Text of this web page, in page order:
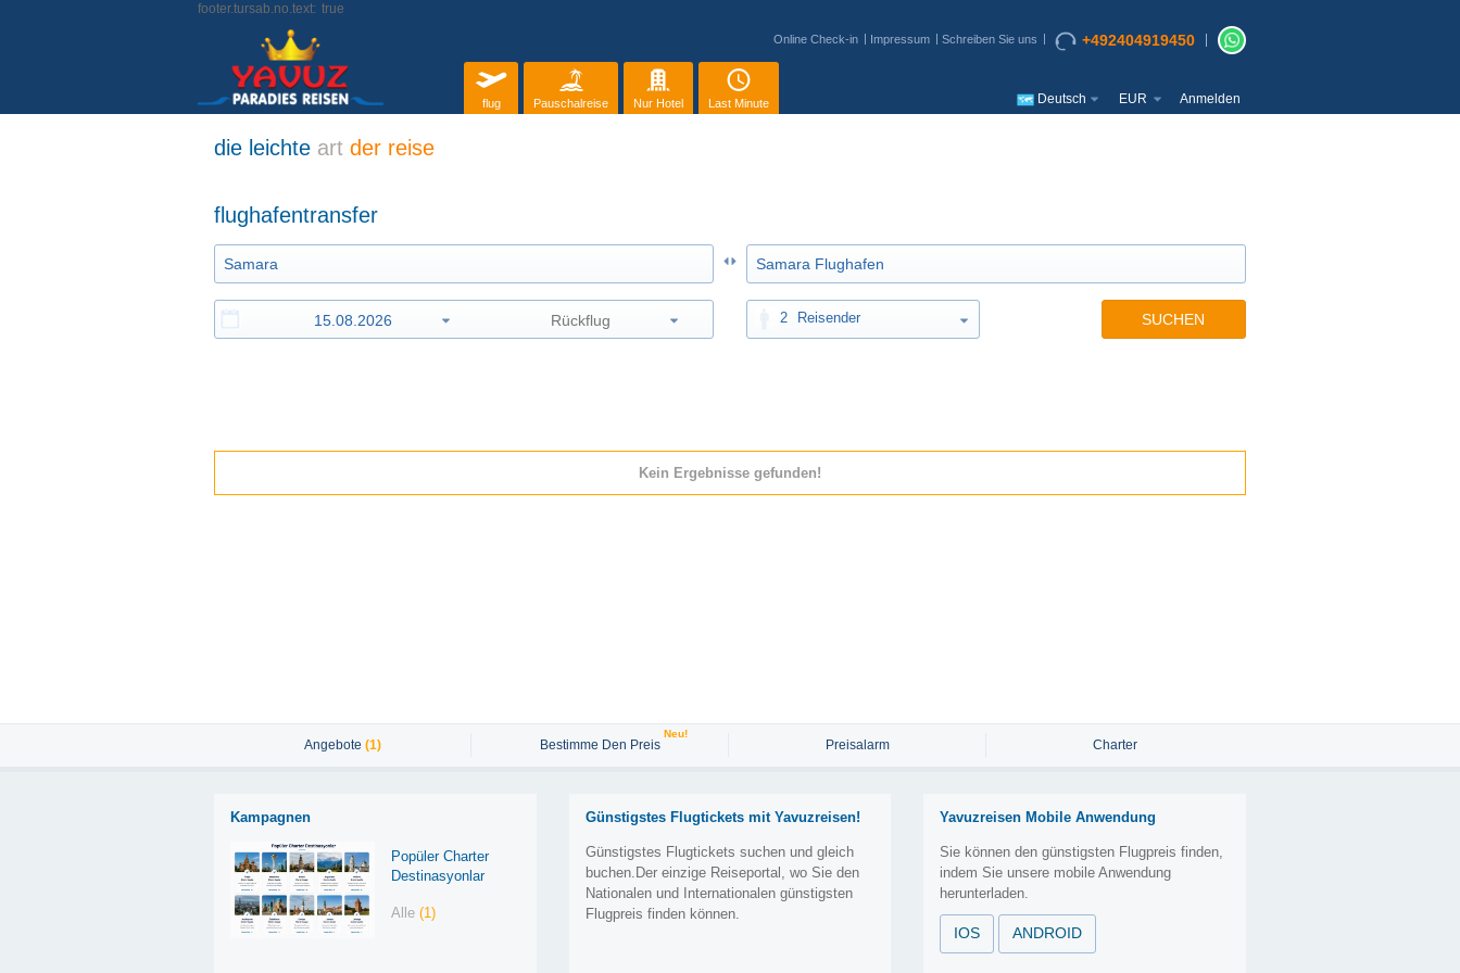
footer.tursab.no.text: true
Online Check-in Impressum Schreiben Sie uns +492404919450
flug Pauschalreise Nur Hotel Last Minute Deutsch EUR Anmelden
die leichte art der reise
flughafentransfer
2 Reisender SUCHEN
Kein Ergebnisse gefunden!
Angebote (1) Bestimme Den Preis
Neu!
Preisalarm Charter
Kampagnen
Popüler Charter
Destinasyonlar
Alle(1)
Günstigstes Flugtickets mit Yavuzreisen!
Günstigstes Flugtickets suchen und gleich
buchen.Der einzige Reiseportal, wo Sie den
Nationalen und Internationalen günstigsten
Flugpreis finden können.
Yavuzreisen Mobile Anwendung
Sie können den günstigsten Flugpreis finden,
indem Sie unsere mobile Anwendung
herunterladen.
IOS ANDROID